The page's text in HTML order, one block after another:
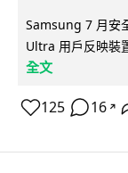
Samsung 7 月安
Ultra 用戶反映裝
全文
125 16 ↗